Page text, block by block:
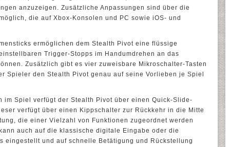
anzuzeigen. Zusätzliche Anpassungen sind über die
die auf Xbox-Konsolen und PC sowie iOS- und
ermöglichen dem Stealth Pivot eine flüssige
Trigger-Stopps im Handumdrehen an das
Zusätzlich gibt es vier zuweisbare Mikroschalter-Tasten
Spieler den Stealth Pivot genau auf seine Vorlieben je Spiel
im Spiel verfügt der Stealth Pivot über einen Quick-Slide-
verfügt über einen Kippschalter zur Rückkehr in die Mitte
die einer Vielzahl von Funktionen zugeordnet werden
auch auf die klassische digitale Eingabe oder die
eingestellt und auf schnelle Betätigung und Rückstellung